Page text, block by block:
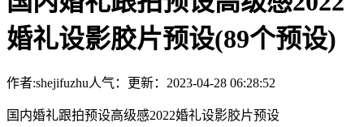
婚礼设影胶片预设(89个预设)
作者:shejifuzhu人气： 更新：2023-04-28 06:28:52
国内婚礼跟拍预设高级感2022婚礼设影胶片预设